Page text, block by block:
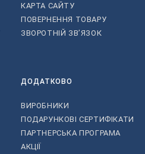
КАРТА САЙТУ
ПОВЕРНЕННЯ ТОВАРУ
ЗВОРОТНІЙ ЗВ’ЯЗОК
ДОДАТКОВО
ВИРОБНИКИ
ПОДАРУНКОВІ СЕРТИФІКАТИ
ПАРТНЕРСЬКА ПРОГРАМА
АКЦІЇ